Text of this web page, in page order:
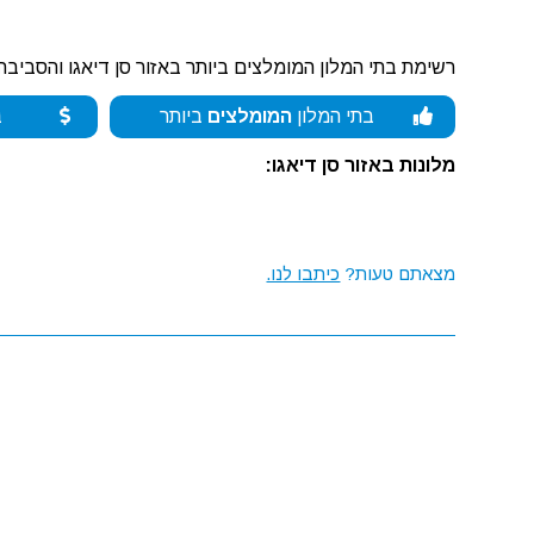
רשימת בתי המלון המומלצים ביותר באזור סן דיאגו
בתי המלון המומלצים ביותר
מלונות באזור סן דיאגו:
מצאתם טעות? כיתבו לנו.